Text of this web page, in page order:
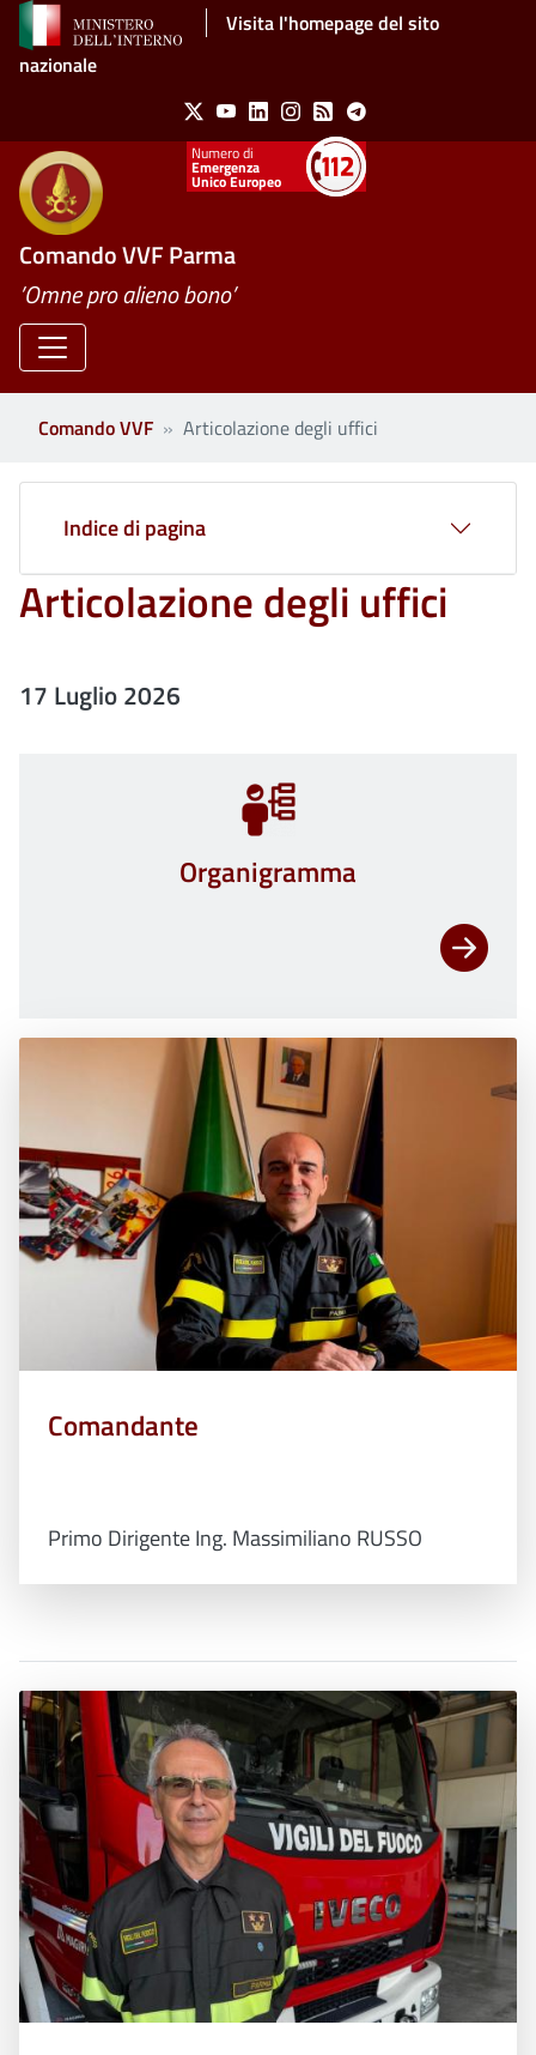
Salta al contenuto principaleVisita l'homepage del sito
nazionale
Social Menu
X YoutubeLinkedinInstagram
Feed Telegram
Emergenza
Unico Europeo
Comando VVF Parma
’Omne pro alieno bono’
Comando VVF Articolazione degli uffici
Articolazione degli uffici
17 Luglio 2026
Organigramma
Comandante
Primo Dirigente Ing. Massimiliano RUSSO
Indice di pagina